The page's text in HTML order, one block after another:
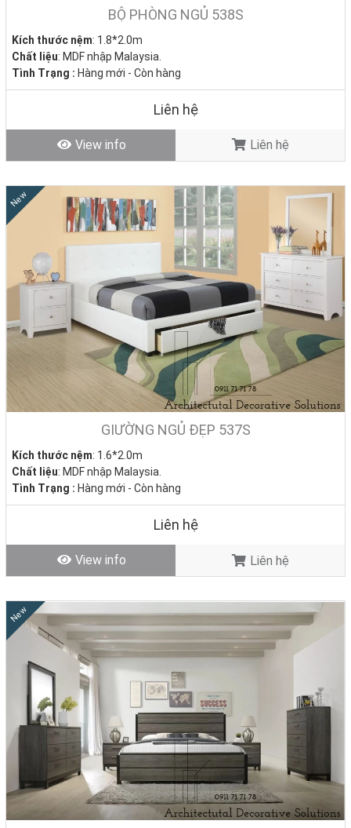
BỘ PHÒNG NGỦ 538S
Kích thước nệm: 1.8*2.0m
Chất liệu: MDF nhập Malaysia.
Tình Trạng : Hàng mới - Còn hàng
Liên hệ
View info Liên hệ
New
GIƯỜNG NGỦ ĐẸP 537S
Kích thước nệm: 1.6*2.0m
Chất liệu: MDF nhập Malaysia.
Tình Trạng : Hàng mới - Còn hàng
Liên hệ
View info Liên hệ
New